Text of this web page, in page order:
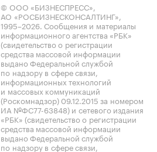
© ООО «БИЗНЕСПРЕСС»,
АО «РОСБИЗНЕСКОНСАЛТИНГ»,
1995–2026. Сообщения и материалы
информационного агентства «РБК»
(свидетельство о регистрации
средства массовой информации
выдано Федеральной службой
по надзору в сфере связи,
информационных технологий
и массовых коммуникаций
(Роскомнадзор) 09.12.2015 за номером
ИА №ФС77-63848) и сетевого издания
«РБК» (свидетельство о регистрации
средства массовой информации
выдано Федеральной службой
по надзору в сфере связи,